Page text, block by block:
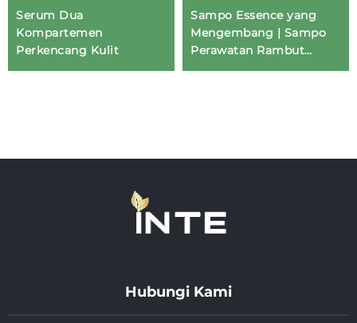
Serum Dua
Kompartemen
Perkencang Kulit
Sampo Essence yang
Mengembang | Sampo
Perawatan Rambut
untuk Pengendalian
Hubungi Kami